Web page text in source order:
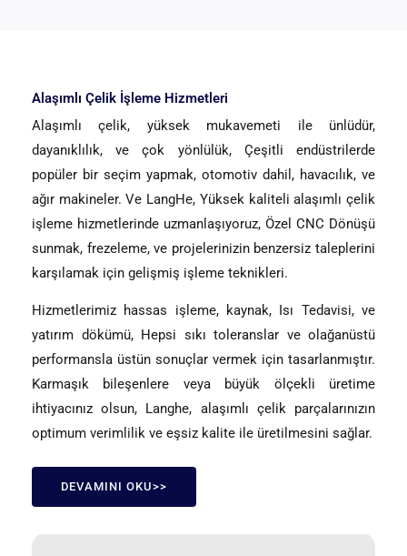
Alaşımlı Çelik İşleme Hizmetleri
Alaşımlı çelik, yüksek mukavemeti ile ünlüdür,
dayanıklılık, ve çok yönlülük, Çeşitli endüstrilerde
popüler bir seçim yapmak, otomotiv dahil, havacılık, ve
ağır makineler. Ve LangHe, Yüksek kaliteli alaşımlı çelik
işleme hizmetlerinde uzmanlaşıyoruz, Özel CNC Dönüşü
sunmak, frezeleme, ve projelerinizin benzersiz taleplerini
karşılamak için gelişmiş işleme teknikleri.
Hizmetlerimiz hassas işleme, kaynak, Isı Tedavisi, ve
yatırım dökümü, Hepsi sıkı toleranslar ve olağanüstü
performansla üstün sonuçlar vermek için tasarlanmıştır.
Karmaşık bileşenlere veya büyük ölçekli üretime
ihtiyacınız olsun, Langhe, alaşımlı çelik parçalarınızın
optimum verimlilik ve eşsiz kalite ile üretilmesini sağlar.
DEVAMINI OKU>>